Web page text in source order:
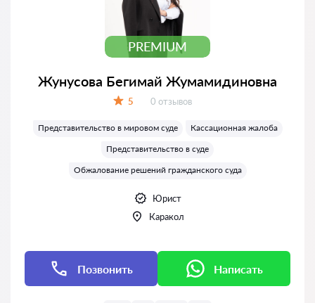
PREMIUM
Жунусова Бегимай Жумамидиновна
5 Отзывов:
0 отзывов
Представительство в мировом суде
Кассационная жалоба
Представительство в суде
Обжалование решений гражданского суда
Юрист
Каракол
Позвонить Написать